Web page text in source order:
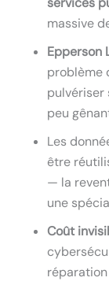
massive
Epperson
problème
pulvériser
peu
Les
être
— la
une
Coût
réparation